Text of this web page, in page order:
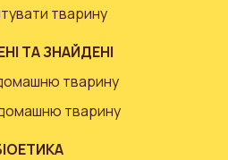
тварину
ТА ЗНАЙДЕНІ
тварину
тварину